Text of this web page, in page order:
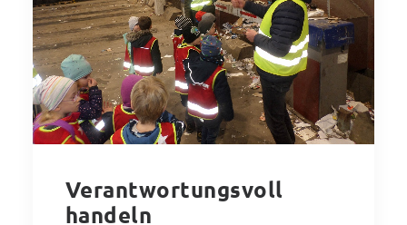
Verantwortungsvoll
handeln